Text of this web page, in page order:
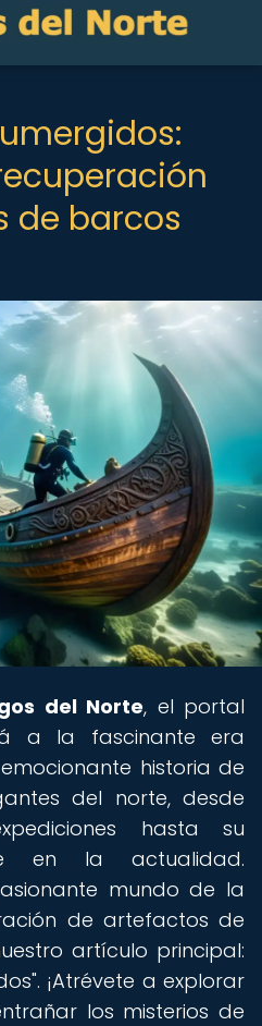
de barcos
del Norte, el portal
a la fascinante era
historia de
del norte, desde
hasta su
en la actualidad.
mundo de la
de artefactos de
artículo principal:
¡Atrévete a explorar
los misterios de